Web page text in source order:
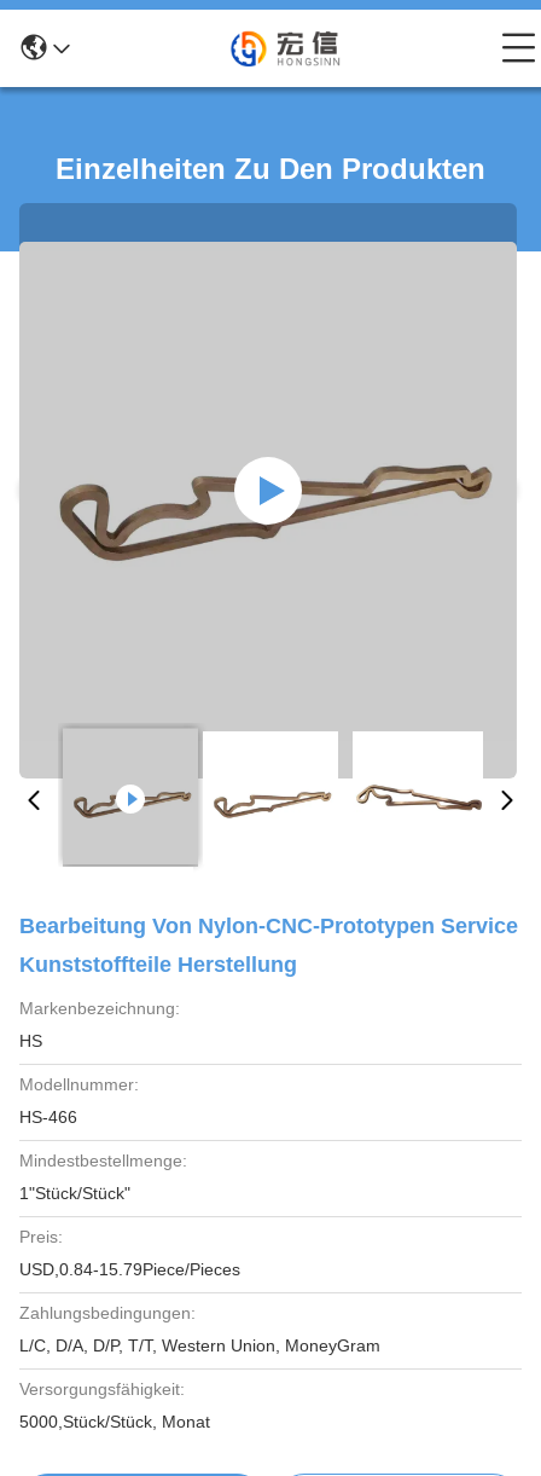
Einzelheiten Zu Den Produkten
Bearbeitung Von Nylon-CNC-Prototypen Service
Kunststoffteile Herstellung
Markenbezeichnung:
HS
Modellnummer:
HS-466
Mindestbestellmenge:
1"Stück/Stück"
Preis:
USD,0.84-15.79Piece/Pieces
Zahlungsbedingungen:
L/C, D/A, D/P, T/T, Western Union, MoneyGram
Versorgungsfähigkeit:
5000,Stück/Stück, Monat